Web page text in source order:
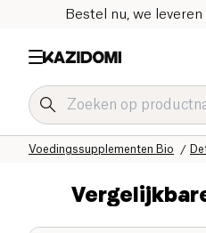
Bestel nu, we leveren
Voedingssupplementen Bio
Onze biologische catalogus
Home